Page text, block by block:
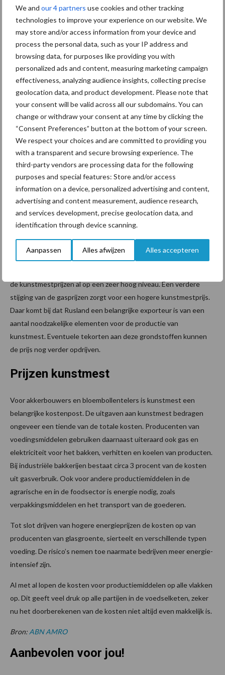
We and our 4 partners use cookies and other tracking
technologies to improve your experience on our website. We
may store and/or access information from your device and
process the personal data, such as your IP address and
browsing data, for purposes like providing you with
personalized ads and content, measuring marketing campaign
effectiveness, analyzing audience insights, collecting precise
geolocation data, and product development. Please note that
your consent will be valid across all our subdomains. You can
change or withdraw your consent at any time by clicking the
“Consent Preferences” button at the bottom of your screen.
We respect your choices and are committed to providing you
with a transparent and secure browsing experience. The
third-party vendors are processing data for the following
purposes and special features: Store and/or access
information on a device, personalized advertising and content,
advertising and content measurement, audience research,
and services development, precise geolocation data, and
identification through device scanning.
Aanpassen Alles afwijzen Alles accepteren
levensmiddelenbedrijven direct. In januari namen de
consumentenprijzen van typische graanproducten als pasta (9
procent), meel (9,5 procent), brood (4 procent) en bier (13
procent) toe. Ook de prijs van margarine (10 procent) nam toe als
gevolg van het zeer hoge prijsniveau van plantaardige oliën.
De stijging van de kosten bij de voedingsmiddelenproducenten
liggen echter wel hoger dan de gemiddelde prijsstijging van
voedingsmiddelen in de supermarkt. Supermarktketens proberen
zoveel mogelijk scherpe prijzen te bedingen, al is dit op termijn
niet houdbaar. Veel voedingsmiddelenbedrijven zullen wellicht
hun posities deel of volledig vooraf hebben ingedekt, maar nu de
hoge prijzen al zo lang aanhouden en het conflict in Oekraïne de
prijzen nog verder doen stijgen, neemt de druk op de keten
verder toe.
Gevolgen hogere energieprijzen
de kunstmestprijzen al op een zeer hoog niveau. Een verdere
stijging van de gasprijzen zorgt voor een hogere kunstmestprijs.
Daar komt bij dat Rusland een belangrijke exporteur is van een
aantal noodzakelijke elementen voor de productie van
kunstmest. Eventuele tekorten aan deze grondstoffen kunnen
de prijs nog verder opdrijven.
Prijzen kunstmest
Voor akkerbouwers en bloembollentelers is kunstmest een
belangrijke kostenpost. De uitgaven aan kunstmest bedragen
ongeveer een tiende van de totale kosten. Producenten van
voedingsmiddelen gebruiken daarnaast uiteraard ook gas en
elektriciteit voor het bakken, verhitten en koelen van producten.
Bij industriële bakkerijen bestaat circa 3 procent van de kosten
uit gasverbruik. Ook voor andere productiemiddelen in de
agrarische en in de foodsector is energie nodig, zoals
verpakkingsmiddelen en het transport van de goederen.
Tot slot drijven van hogere energieprijzen de kosten op van
producenten van glasgroente, sierteelt en verschillende typen
voeding. De risico’s nemen toe naarmate bedrijven meer energie-
intensief zijn.
Al met al lopen de kosten voor productiemiddelen op alle vlakken
op. Dit geeft veel druk op alle partijen in de voedselketen, zeker
nu het doorberekenen van de kosten niet altijd even makkelijk is.
Bron: ABN AMRO
Aanbevolen voor jou!